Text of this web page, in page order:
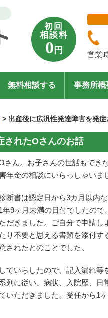
初回
相談料
0 円 営業
無料相談する 事務所概
> 出産後に広汎性発達障害を発
されたOさんのお話
さん。お子さんの世話もでき
年金の相談にいらっしゃいま
断書は認定日から3カ月以内
9ヶ月未満の日付でしたの
だきました。ご自分で申請
り不要と思える書類を添付
されたとのことでした。
ていらしたので、記入漏れ
列に従い、病状、入院歴、
いただきました。受任から1